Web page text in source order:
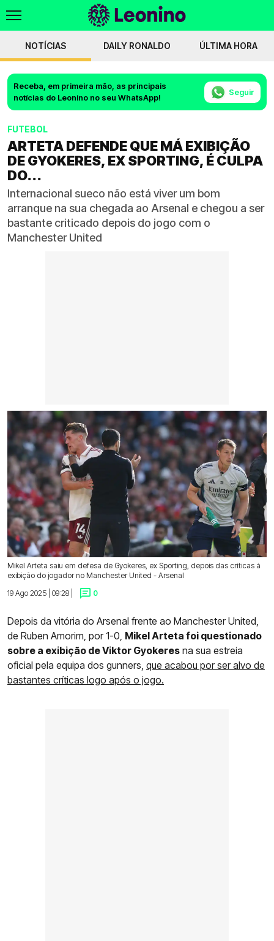
NOTÍCIAS DAILY RONALDO ÚLTIMA HORA
Receba, em primeira mão, as principais
notícias do Leonino no seu WhatsApp!
Seguir
FUTEBOL
ARTETA DEFENDE QUE MÁ EXIBIÇÃO
DE GYOKERES, EX SPORTING, É CULPA
DO...
Internacional sueco não está viver um bom
arranque na sua chegada ao Arsenal e chegou a ser
bastante criticado depois do jogo com o
Manchester United
Mikel Arteta saiu em defesa de Gyokeres, ex Sporting, depois das críticas à
exibição do jogador no Manchester United - Arsenal
19 Ago 2025 | 09:28 |
0
Depois da vitória do Arsenal frente ao Manchester United,
de Ruben Amorim, por 1-0, Mikel Arteta foi questionado
sobre a exibição de Viktor Gyokeres na sua estreia
oficial pela equipa dos gunners, que acabou por ser alvo de
bastantes críticas logo após o jogo.